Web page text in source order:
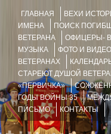
ГЛАВНАЯ ВЕХИ
ИМЕНА
ПОИСК
ВЕТЕРАНА
ОФИЦЕРЫ-
МУЗЫКА
ФОТО И
ВЕТЕРАНАХ
СТАРЕЮТ ДУШОЙ
«ПЕРВИЧКА»
ГОДЫ ВОЙНЫ 35
ПИСЬМО
КОНТАКТЫ